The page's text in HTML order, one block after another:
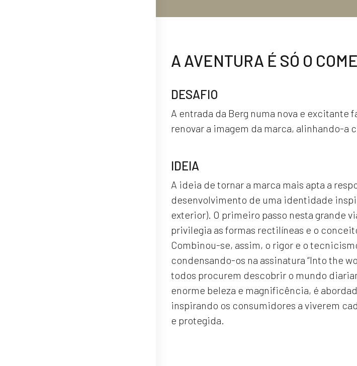
A AVENTURA É SÓ O
DESAFIO
A entrada da Berg numa nova e excitante
renovar a imagem da marca, alinhando-a
IDEIA
A ideia de tornar a marca mais apta a
desenvolvimento de uma identidade
exterior). O primeiro passo nesta grande
privilegia as formas rectilíneas e o
Combinou-se, assim, o rigor e o
condensando-os na assinatura “Into the
todos procurem descobrir o mundo
enorme beleza e magnificência, é
inspirando os consumidores a viverem
e protegida.